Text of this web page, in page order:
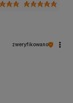
zweryfikowano